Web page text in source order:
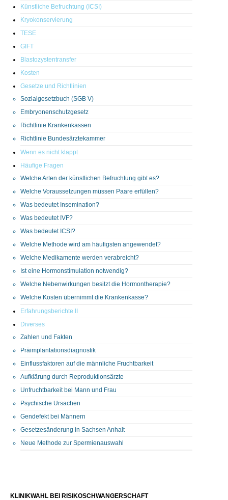
Künstliche Befruchtung (ICSI)
Kryokonservierung
TESE
GIFT
Blastozystentransfer
Kosten
Gesetze und Richtlinien
Sozialgesetzbuch (SGB V)
Embryonenschutzgesetz
Richtlinie Krankenkassen
Richtlinie Bundesärztekammer
Wenn es nicht klappt
Häufige Fragen
Welche Arten der künstlichen Befruchtung gibt es?
Welche Voraussetzungen müssen Paare erfüllen?
Was bedeutet Insemination?
Was bedeutet IVF?
Was bedeutet ICSI?
Welche Methode wird am häufigsten angewendet?
Welche Medikamente werden verabreicht?
Ist eine Hormonstimulation notwendig?
Welche Nebenwirkungen besitzt die Hormontherapie?
Welche Kosten übernimmt die Krankenkasse?
Erfahrungsberichte II
Diverses
Zahlen und Fakten
Präimplantationsdiagnostik
Einflussfaktoren auf die männliche Fruchtbarkeit
Aufklärung durch Reproduktionsärzte
Unfruchtbarkeit bei Mann und Frau
Psychische Ursachen
Gendefekt bei Männern
Gesetzesänderung in Sachsen Anhalt
Neue Methode zur Spermienauswahl
KLINIKWAHL BEI RISIKOSCHWANGERSCHAFT